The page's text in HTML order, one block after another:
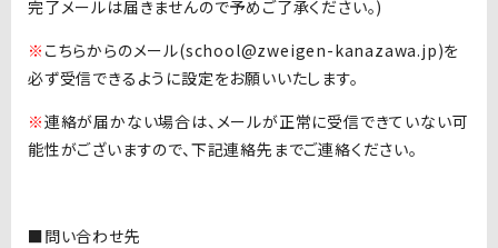
完了メールは届きませんので予めご了承ください。)
※ こちらからのメール(school@zweigen-kanazawa.jp)を
必ず受信できるように設定をお願いいたします。
※連絡が届かない場合は、メールが正常に受信できていない可
能性がございますので、下記連絡先までご連絡ください。
■問い合わせ先